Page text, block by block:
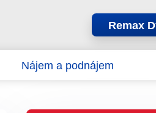
Remax
Nájem a podnájem